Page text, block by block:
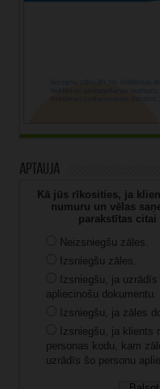
Aptauja
Kā jūs rīkosities, ja
numuru un vēlas
parakstītas citai
Neizsniegšu zāles.
Izsniegšu zāles.
Izsniegšu, ja
apliecinošu dokumentu.
Izsniegšu, ja zāles
Izsniegšu, ja klients
personas kodu, kam
uzrādīs šo personu